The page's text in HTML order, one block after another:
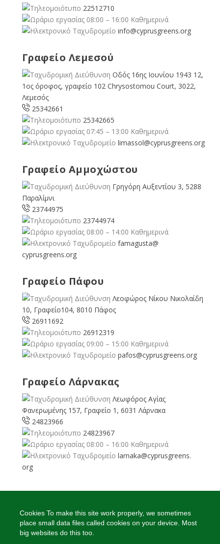
22512710
08:00 – 16:00 Καθημερινά
info@cyprusgreens.org
Γραφείο Λεμεσού
Οδός 16ης Ιουνίου 1943 12,
1ος όροφος, γραφείο 102 Chrysostomou Court, 3022,
Λεμεσός
25342661
25342665
07:45 – 13:00 Καθημερινά
limassol@cyprusgreens.org
Γραφείο Αμμοχώστου
Γρηγόρη Αυξεντίου 3, 5288
Παραλίμνι
23744975
23744974
08:00 – 14:00 Καθημερινά
famagusta@
cyprusgreens.org
Γραφείο Πάφου
Λεοφώρος Νίκου Νικολαίδη
10, Γραφείο104, 8010 Πάφος
26911692
26912319
09:00 – 15:00 Καθημερινά
pafos@cyprusgreens.org
Γραφείο Λάρνακας
Λεωφόρος Αγίας
Φανερωμένης 157, Γραφείο 1, 6031 Λάρνακα
24823966
24823967
08:00 – 16:00 Καθημερινά
larnaka@cyprusgreens.
org
Cookies To make this site work properly, we sometimes
place small data files called cookies on your device. Most
big websites do this too.